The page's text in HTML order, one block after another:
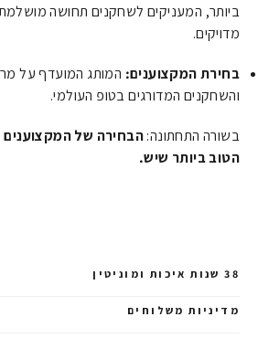
ביותר, המעניקים לשחקנים תחושה מושלמת
מדויקים.
בחירת המקצוענים: המותג המועדף על
והשחקנים המדורגים בטופ העולמי.
בשורה התחתונה:הבחירה של
הטוב ביותר שיש.
38 שנות איכות ומוניטין
מדיניות משלוחים